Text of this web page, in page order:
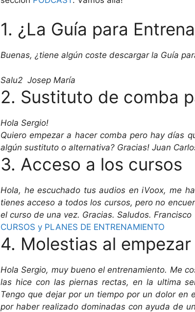
1. ¿La Guía para
Buenas, ¿tiene algún coste descargar la Guía
Salu2 Josep María
2. Sustituto de comba
Hola Sergio!
Quiero empezar a hacer comba pero hay días
algún sustituto o alternativa? Gracias! Juan
3. Acceso a los cursos
Hola, he escuchado tus audios en iVoox, me
tienes acceso a todos los cursos, pero no
el curso de una vez. Gracias. Saludos. Francisco
CURSOS y PLANES DE ENTRENAMIENTO
4. Molestias al
Hola Sergio, muy bueno el entrenamiento. Me
las hice con las piernas rectas, en la ultima
Tengo que dejar por un tiempo por un dolor
por haber realizado dominadas con ayuda de